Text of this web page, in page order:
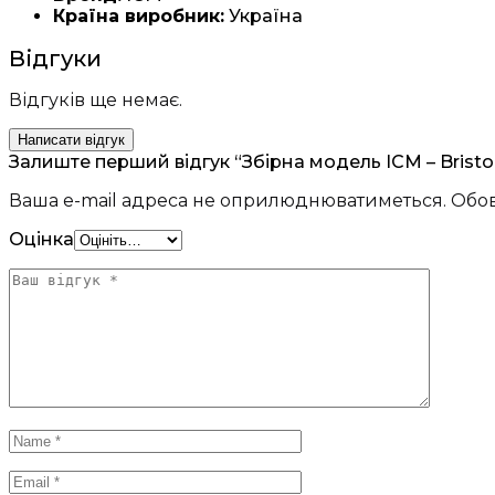
Країна виробник: Україна
Відгуки
Відгуків ще немає.
Написати відгук
Залиште перший відгук “Збірна модель ICM –
Ваша e-mail адреса не оприлюднюватиметься.
Оцінка